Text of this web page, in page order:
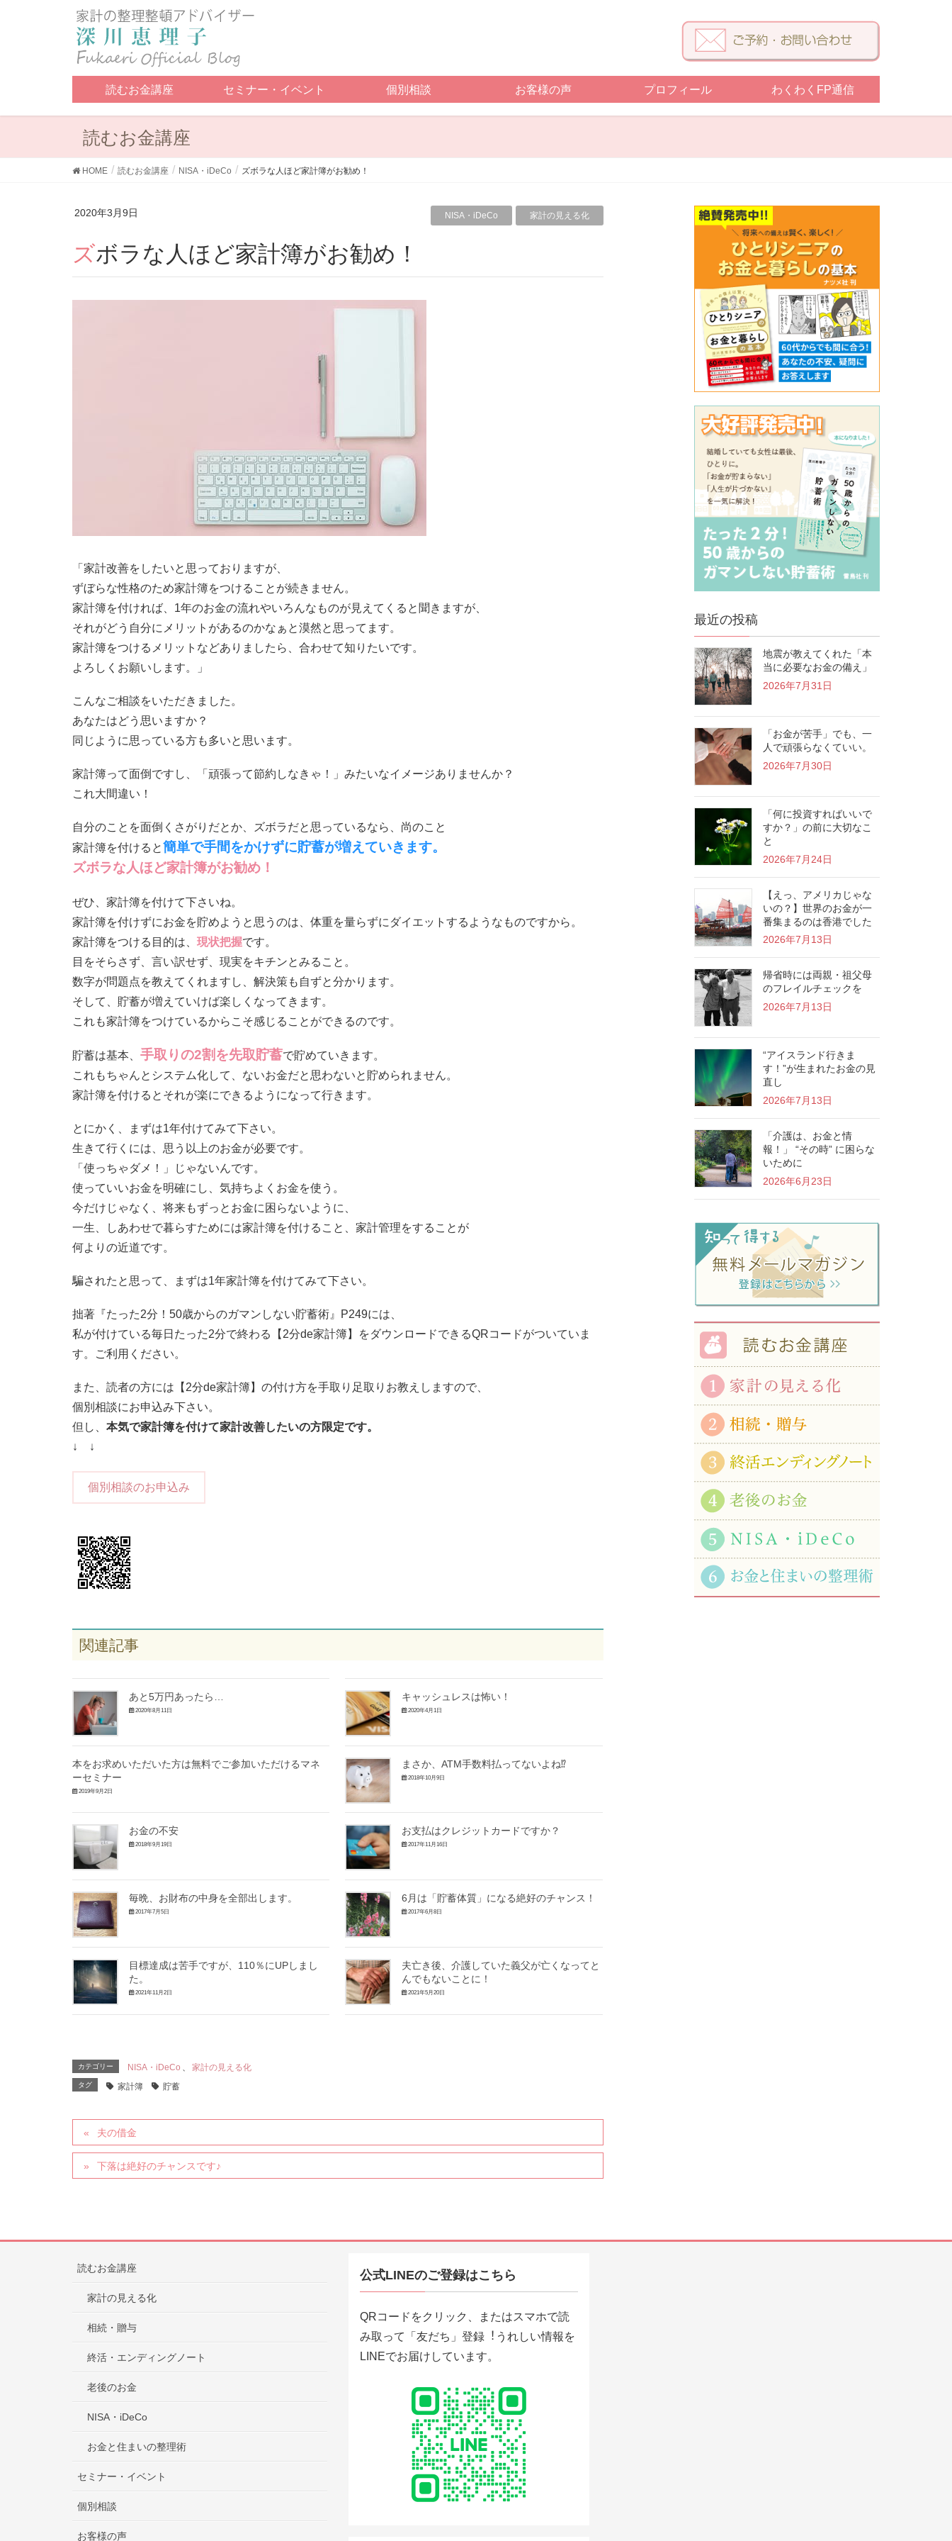
読むお金講座 セミナー・イベント 個別相談 お客様の声 プロフィール わくわくFP通信
読むお金講座
HOME 読むお金講座 NISA・iDeCo ズボラな人ほど家計簿がお勧め！
2020年3月9日 NISA・iDeCo 家計の見える化
ズボラな人ほど家計簿がお勧め！
「家計改善をしたいと思っておりますが、
ずぼらな性格のため家計簿をつけることが続きません。
家計簿を付ければ、1年のお金の流れやいろんなものが見えてくると聞きますが、
それがどう自分にメリットがあるのかなぁと漠然と思ってます。
家計簿をつけるメリットなどありましたら、合わせて知りたいです。
よろしくお願いします。」
こんなご相談をいただきました。
あなたはどう思いますか？
同じように思っている方も多いと思います。
家計簿って面倒ですし、「頑張って節約しなきゃ！」みたいなイメージありませんか？
これ大間違い！
自分のことを面倒くさがりだとか、ズボラだと思っているなら、尚のこと
家計簿を付けると簡単で手間をかけずに貯蓄が増えていきます。
ズボラな人ほど家計簿がお勧め！
ぜひ、家計簿を付けて下さいね。
家計簿を付けずにお金を貯めようと思うのは、体重を量らずにダイエットするようなものですから。
家計簿をつける目的は、 現状把握です。
目をそらさず、言い訳せず、現実をキチンとみること。
数字が問題点を教えてくれますし、解決策も自ずと分かります。
そして、貯蓄が増えていけば楽しくなってきます。
これも家計簿をつけているからこそ感じることができるのです。
貯蓄は基本、 手取りの2割を先取貯蓄で貯めていきます。
これもちゃんとシステム化して、ないお金だと思わないと貯められません。
家計簿を付けるとそれが楽にできるようになって行きます。
とにかく、まずは1年付けてみて下さい。
生きて行くには、思う以上のお金が必要です。
「使っちゃダメ！」じゃないんです。
使っていいお金を明確にし、気持ちよくお金を使う。
今だけじゃなく、将来もずっとお金に困らないように、
一生、しあわせで暮らすためには家計簿を付けること、家計管理をすることが
何よりの近道です。
騙されたと思って、まずは1年家計簿を付けてみて下さい。
拙著『たった2分！50歳からのガマンしない貯蓄術』P249には、
私が付けている毎日たった2分で終わる【2分de家計簿】をダウンロードできるQRコードがついていま
す。ご利用ください。
また、読者の方には【2分de家計簿】の付け方を手取り足取りお教えしますので、
個別相談にお申込み下さい。
但し、 本気で家計簿を付けて家計改善したいの方限定です。
↓ ↓
個別相談のお申込み
関連記事
あと5万円あったら…
2020年8月11日
キャッシュレスは怖い！
2020年4月1日
本をお求めいただいた方は無料でご参加いただけるマネ
ーセミナー
2019年9月2日
まさか、ATM手数料払ってないよね⁉
2018年10月9日
お金の不安
2018年9月19日
お支払はクレジットカードですか？
2017年11月16日
毎晩、お財布の中身を全部出します。
2017年7月5日
6月は「貯蓄体質」になる絶好のチャンス！
2017年6月8日
目標達成は苦手ですが、110％にUPしまし
た。
2021年11月2日
夫亡き後、介護していた義父が亡くなってと
んでもないことに！
2021年5月20日
カテゴリー NISA・iDeCo 、 家計の見える化
タグ 家計簿 貯蓄
夫の借金
下落は絶好のチャンスです♪
最近の投稿
地震が教えてくれた「本
当に必要なお金の備え」
2026年7月31日
「お金が苦手」でも、一
人で頑張らなくていい。
2026年7月30日
「何に投資すればいいで
すか？」の前に大切なこ
と
2026年7月24日
【えっ、アメリカじゃな
いの？】世界のお金が一
番集まるのは香港でした
2026年7月13日
帰省時には両親・祖父母
のフレイルチェックを
2026年7月13日
“アイスランド行きま
す！”が生まれたお金の見
直し
2026年7月13日
「介護は、お金と情
報！」 “その時” に困らな
いために
2026年6月23日
読むお金講座
家計の見える化
相続・贈与
終活・エンディングノート
老後のお金
NISA・iDeCo
お金と住まいの整理術
セミナー・イベント
個別相談
お客様の声
公式LINEのご登録はこちら
QRコードをクリック、またはスマホで読
み取って「友だち」登録︕うれしい情報を
LINEでお届けしています。